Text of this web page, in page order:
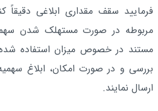
فرمایید سقف مقداری ابلاغی دقیقاً
مربوطه در صورت مستهلک شدن
مستند در خصوص میزان استفاده
بررسی و در صورت امکان، ابلاغ سهمیه
ارسال نمایند.